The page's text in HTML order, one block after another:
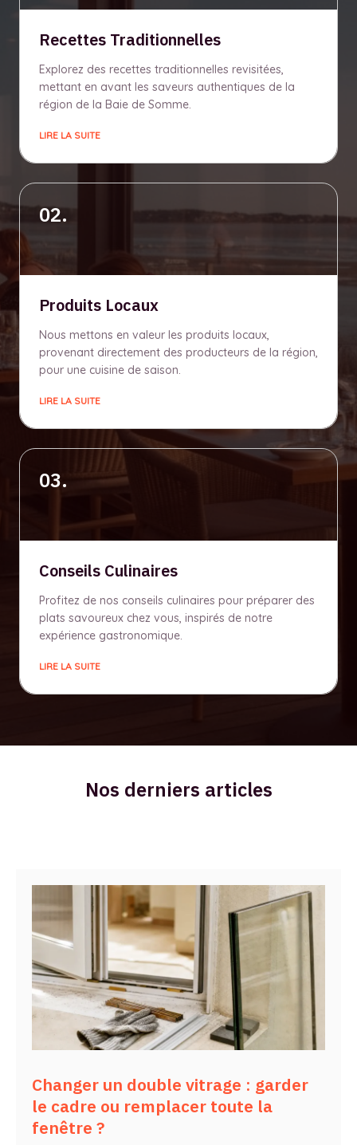
Recettes Traditionnelles
Explorez des recettes traditionnelles revisitées,
mettant en avant les saveurs authentiques de la
région de la Baie de Somme.
LIRE LA SUITE
02.
Produits Locaux
Nous mettons en valeur les produits locaux,
provenant directement des producteurs de la région,
pour une cuisine de saison.
LIRE LA SUITE
03.
Conseils Culinaires
Profitez de nos conseils culinaires pour préparer des
plats savoureux chez vous, inspirés de notre
expérience gastronomique.
LIRE LA SUITE
Nos derniers articles
Changer un double vitrage : garder
le cadre ou remplacer toute la
fenêtre ?